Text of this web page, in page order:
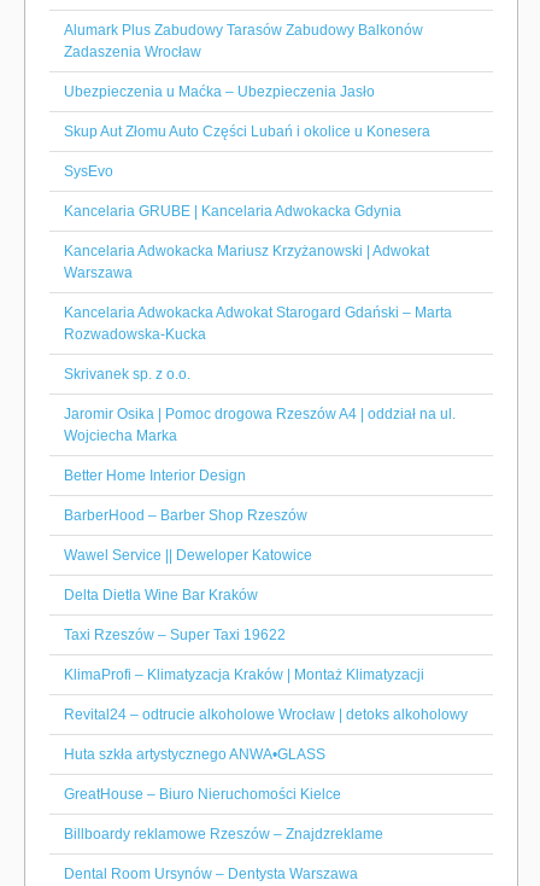
Alumark Plus Zabudowy Tarasów Zabudowy Balkonów
Zadaszenia Wrocław
Ubezpieczenia u Maćka – Ubezpieczenia Jasło
Skup Aut Złomu Auto Części Lubań i okolice u Konesera
SysEvo
Kancelaria GRUBE | Kancelaria Adwokacka Gdynia
Kancelaria Adwokacka Mariusz Krzyżanowski | Adwokat
Warszawa
Kancelaria Adwokacka Adwokat Starogard Gdański – Marta
Rozwadowska-Kucka
Skrivanek sp. z o.o.
Jaromir Osika | Pomoc drogowa Rzeszów A4 | oddział na ul.
Wojciecha Marka
Better Home Interior Design
BarberHood – Barber Shop Rzeszów
Wawel Service || Deweloper Katowice
Delta Dietla Wine Bar Kraków
Taxi Rzeszów – Super Taxi 19622
KlimaProfi – Klimatyzacja Kraków | Montaż Klimatyzacji
Revital24 – odtrucie alkoholowe Wrocław | detoks alkoholowy
Huta szkła artystycznego ANWA•GLASS
GreatHouse – Biuro Nieruchomości Kielce
Billboardy reklamowe Rzeszów – Znajdzreklame
Dental Room Ursynów – Dentysta Warszawa